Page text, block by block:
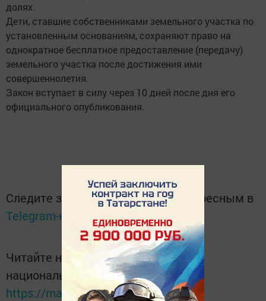
долях.
Дети, ставшие собственниками земельного участка по
установленным основаниям, сохраняют право на
однократное бесплатное предоставление (передачу)
земельного участка после достижения ими
совершеннолетия.
Закон вступает в силу через 10 дней после дня его
официального опубликования.
Следите за самым важным и интересным в
Telegram-канале Татмедиа
Читайте новости Татарстана в
национальном мессенджере MАХ:
https://max.ru/tatmedia